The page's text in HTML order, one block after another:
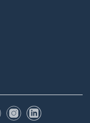
FacebookInstagram
LinkedIn